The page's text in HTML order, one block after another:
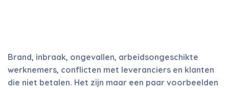
Brand, inbraak, ongevallen, arbeidsongeschikte
werknemers, conflicten met leveranciers en klanten
die niet betalen. Het zijn maar een paar voorbeelden